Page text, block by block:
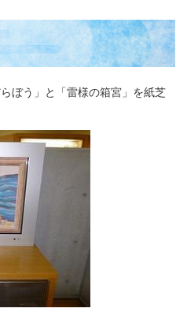
ぼう」と「雷様の箱宮」を紙芝